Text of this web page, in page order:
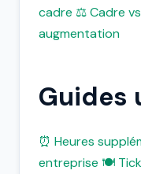
cadre ⚖️ Cadre
augmentation
Guides
⏰ Heures
entreprise 🍽️